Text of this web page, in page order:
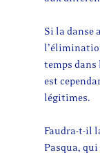
Si la danse
temps dans
est
légitimes.
Faudra-t-il
Pasqua, qui